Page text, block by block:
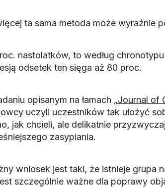
ta sama metoda może wyraźnie
nastolatków, to według
odsetek ten sięga aż 80 proc.
opisanym na łamach „Journal of
uczyli uczestników tak ułożyć
jak chcieli, ale delikatnie
zasypiania.
wniosek jest taki, że istnieje grupa
szczególnie ważne dla poprawy